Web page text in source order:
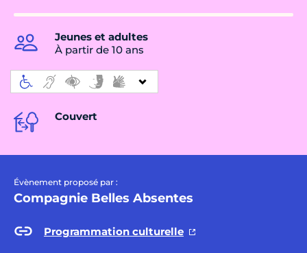
Jeunes et adultes
À partir de 10 ans
Couvert
Évènement proposé par :
Compagnie Belles Absentes
Programmation culturelle